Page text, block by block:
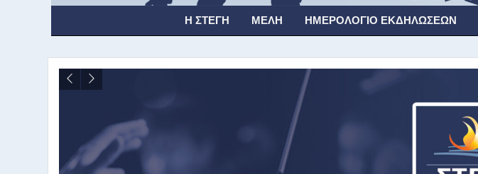
Η ΣΤΈΓΗ ΜΈΛΗ ΗΜΕΡΟΛΌΓΙΟ ΕΚΔΗΛΏΣΕΩΝ